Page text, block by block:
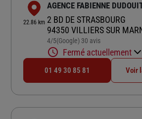
22.86 km
AGENCE FABIENNE
2 BD DE STRASBOURG
94350 VILLIERS SUR
4/5Note de 4 sur 5
(Google) 30 avis
Fermé actuellement
01 49 30 85 81 Voir